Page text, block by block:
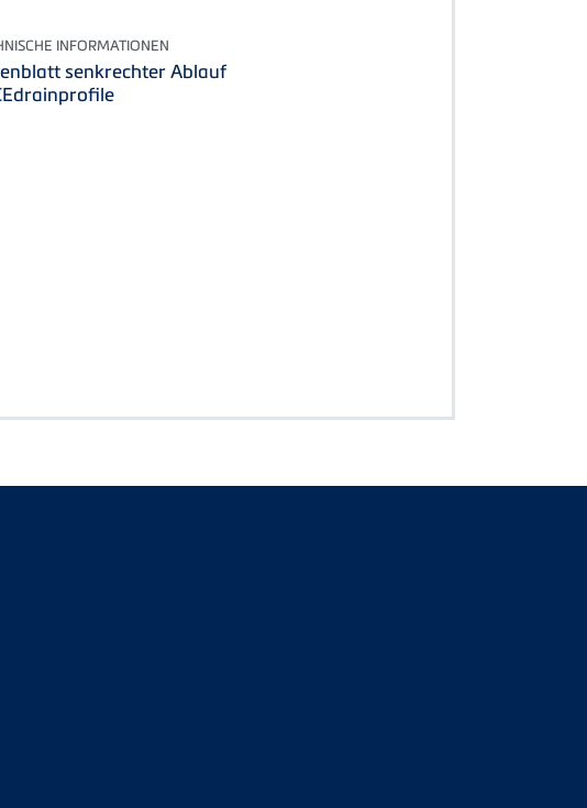
INFORMATIONEN
senkrechter Ablauf